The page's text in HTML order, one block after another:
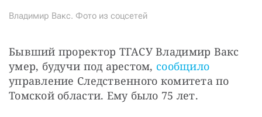
Владимир Вакс. Фото из соцсетей
Бывший проректор ТГАСУ Владимир Вакс
умер, будучи под арестом, сообщило
управление Следственного комитета по
Томской области. Ему было 75 лет.